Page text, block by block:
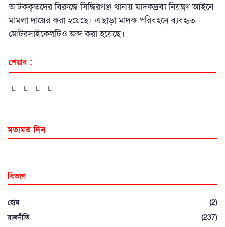
আটককৃতদের বিরুদ্ধে সিদ্ধিরগঞ্জ থানায় মাদকদ্রব্য নিয়ন্ত্রণ আইনে
মামলা দায়ের করা হয়েছে। এছাড়া মাদক পরিবহনে ব্যবহৃত
মোটরসাইকেলটিও জব্দ করা হয়েছে।
শেয়ার :
মতামত দিন
বিভাগ
হোম
(2)
রাজনীতি
(237)